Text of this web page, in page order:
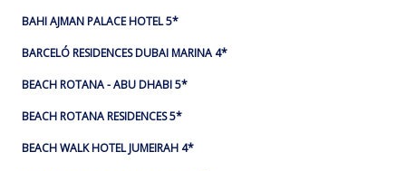
BAHI AJMAN PALACE HOTEL 5*
BARCELÓ RESIDENCES DUBAI MARINA 4*
BEACH ROTANA - ABU DHABI 5*
BEACH ROTANA RESIDENCES 5*
BEACH WALK HOTEL JUMEIRAH 4*